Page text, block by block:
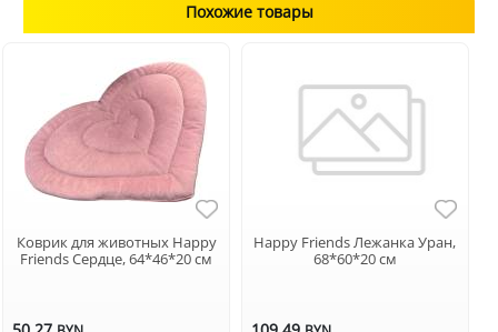
Похожие товары
Коврик для животных Happy
Friends Сердце, 64*46*20 см
Happy Friends Лежанка Уран,
68*60*20 см